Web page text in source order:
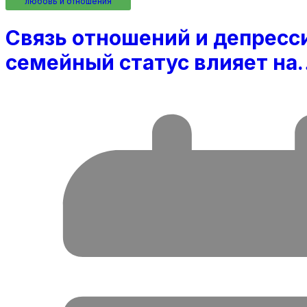
Связь отношений и
семейный статус влияет